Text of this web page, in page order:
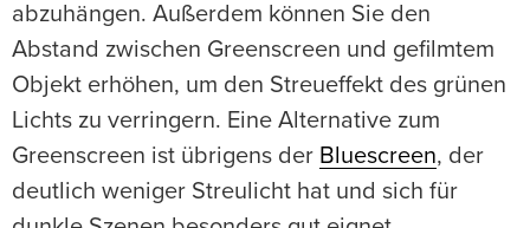
abzuhängen. Außerdem können Sie den
Abstand zwischen Greenscreen und gefilmtem
Objekt erhöhen, um den Streueffekt des grünen
Lichts zu verringern. Eine Alternative zum
Greenscreen ist übrigens der Bluescreen, der
deutlich weniger Streulicht hat und sich für